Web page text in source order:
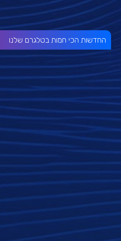
החדשות הכי חמות בטלגרם שלנו